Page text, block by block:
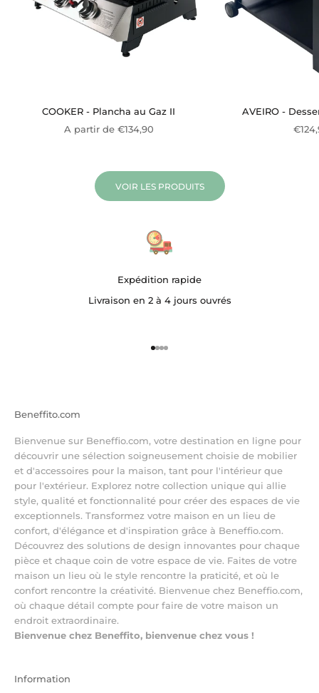
COOKER - Plancha au Gaz II
Prix de vente
A partir de €134,90
AVEIRO -
Prix
VOIR LES PRODUITS
Expédition rapide
Livraison en 2 à 4 jours ouvrés
Aller à l'élément 1
Aller à l'élément 2
Aller à l'élément 3
Aller à l'élément 4
Beneffito.com
Bienvenue sur Beneffio.com, votre destination en ligne pour
découvrir une sélection soigneusement choisie de mobilier
et d'accessoires pour la maison, tant pour l'intérieur que
pour l'extérieur. Explorez notre collection unique qui allie
style, qualité et fonctionnalité pour créer des espaces de vie
exceptionnels. Transformez votre maison en un lieu de
confort, d'élégance et d'inspiration grâce à Beneffio.com.
Découvrez des solutions de design innovantes pour chaque
pièce et chaque coin de votre espace de vie. Faites de votre
maison un lieu où le style rencontre la praticité, et où le
confort rencontre la créativité. Bienvenue chez Beneffio.com,
où chaque détail compte pour faire de votre maison un
endroit extraordinaire.
Bienvenue chez Beneffito, bienvenue chez vous !
Information